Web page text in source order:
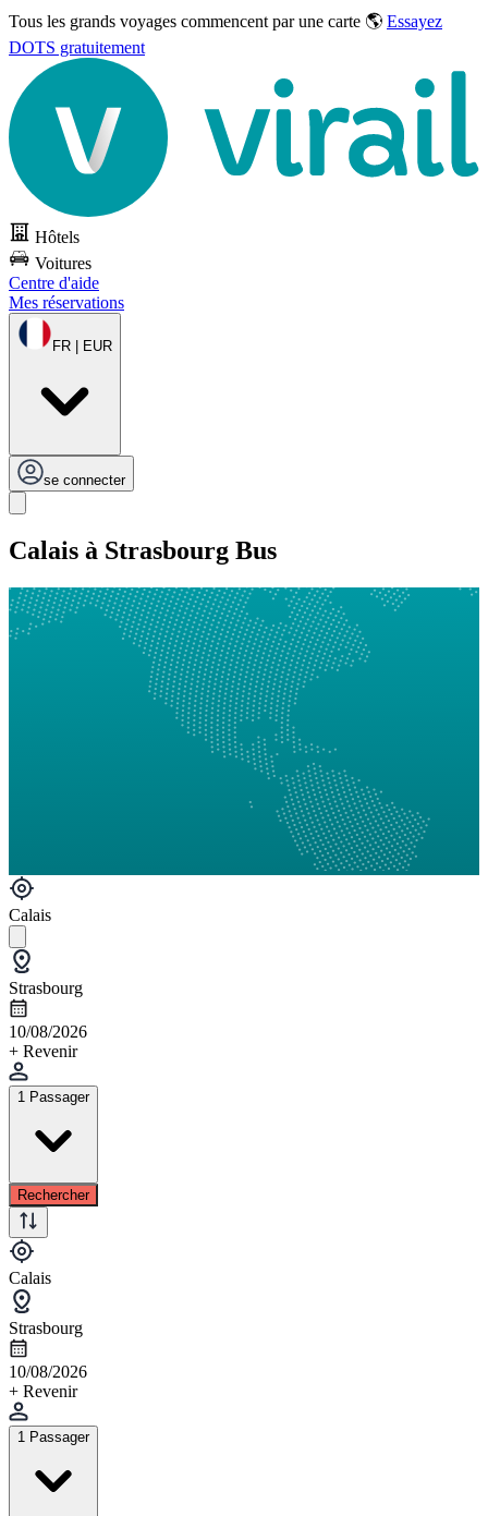
Tous les grands voyages commencent par une carte 🌎 Essayez
DOTS gratuitement
Hôtels
Voitures
Centre d'aide
Mes réservations
FR | EUR
se connecter
Calais à Strasbourg Bus
Calais
Strasbourg
10/08/2026
+ Revenir
1 Passager
Rechercher
Calais
Strasbourg
10/08/2026
+ Revenir
1 Passager